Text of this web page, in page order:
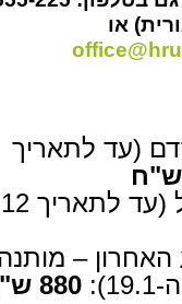
או
(עד לתאריך
לתאריך 19.12):
האחרון –
880 ש"ח